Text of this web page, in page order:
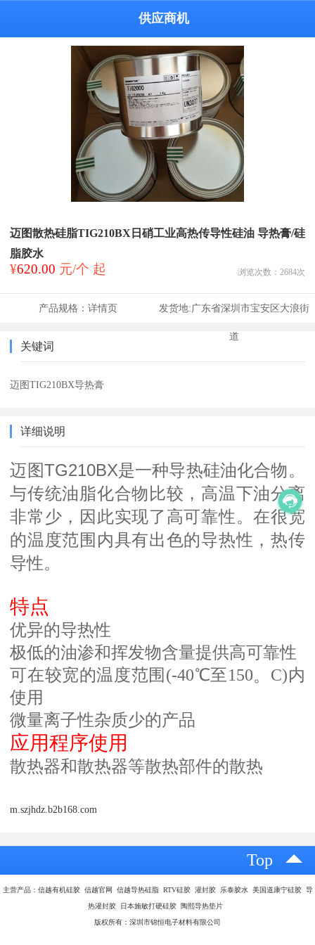
供应商机
迈图散热硅脂TIG210BX日硝工业高热传导性硅油 导热膏/硅
脂胶水
¥620.00 元/个 起 浏览次数： 2684次
产品规格： 详情页 发货地:广东省深圳市宝安区大浪街
道
关键词
迈图TIG210BX导热膏
详细说明
迈图TG210BX是一种导热硅油化合物。
与传统油脂化合物比较，高温下油分离
非常少，因此实现了高可靠性。在很宽
的温度范围内具有出色的导热性，热传
导性。
特点
优异的导热性
极低的油渗和挥发物含量提供高可靠性
可在较宽的温度范围(-40℃至150。 C)内
使用
微量离子性杂质少的产品
应用程序使用
散热器和散热器等散热部件的散热
m.szjhdz.b2b168.com
Top
主营产品：信越有机硅胶 信越官网 信越导热硅脂 RTV硅胶 灌封胶 乐泰胶水 美国道康宁硅胶 导
热灌封胶 日本施敏打硬硅胶 陶熙导热垫片
版权所有：深圳市锦恒电子材料有限公司